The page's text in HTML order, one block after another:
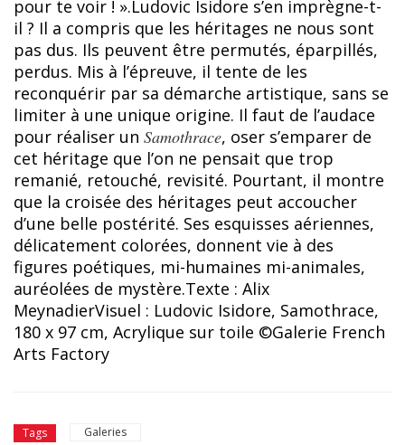
pour te voir ! ».Ludovic Isidore s’en imprègne-t-
il ? Il a compris que les héritages ne nous sont
pas dus. Ils peuvent être permutés, éparpillés,
perdus. Mis à l’épreuve, il tente de les
reconquérir par sa démarche artistique, sans se
limiter à une unique origine. Il faut de l’audace
pour réaliser un Samothrace, oser s’emparer de
cet héritage que l’on ne pensait que trop
remanié, retouché, revisité. Pourtant, il montre
que la croisée des héritages peut accoucher
d’une belle postérité. Ses esquisses aériennes,
délicatement colorées, donnent vie à des
figures poétiques, mi-humaines mi-animales,
auréolées de mystère.Texte : Alix
MeynadierVisuel : Ludovic Isidore, Samothrace,
180 x 97 cm, Acrylique sur toile ©Galerie French
Arts Factory
Tags Galeries